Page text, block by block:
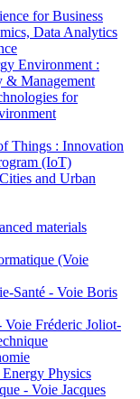
for Business
Data Analytics
Environment :
& Management
for
Things : Innovation
(IoT)
and Urban
materials
(Voie
Santé - Voie Boris
Fréderic Joliot-
Physics
- Voie Jacques